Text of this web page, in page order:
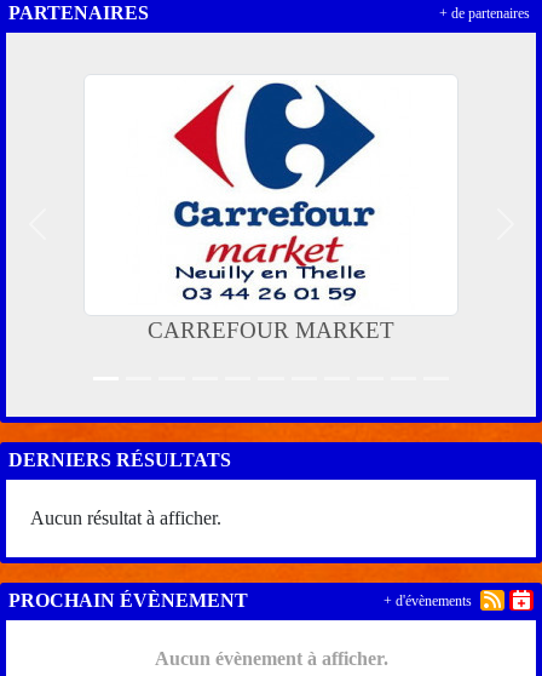
PARTENAIRES
CARREFOUR MARKET
+ de partenaires
DERNIERS RÉSULTATS
Aucun résultat à afficher.
PROCHAIN ÉVÈNEMENT
Aucun évènement à afficher.
+ d'évènements